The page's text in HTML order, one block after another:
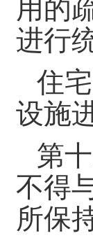
用的
进行
住
设施
第
不得
所保